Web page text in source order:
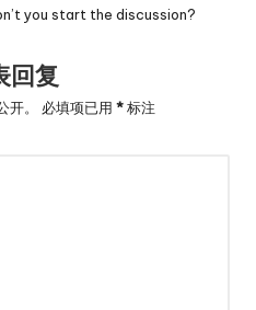
you start the discussion?
回复
。 必填项已用 *标注